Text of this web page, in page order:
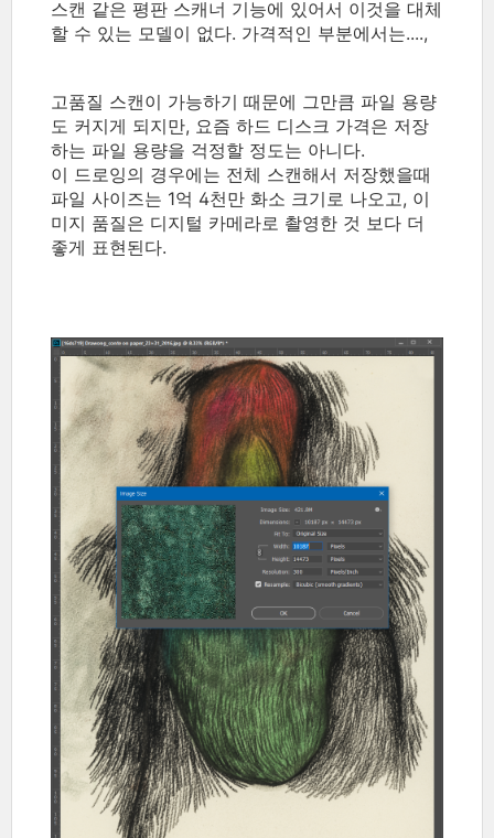
스캔 같은 평판 스캐너 기능에 있어서 이것을 대체
할 수 있는 모델이 없다. 가격적인 부분에서는....,
고품질 스캔이 가능하기 때문에 그만큼 파일 용량
도 커지게 되지만, 요즘 하드 디스크 가격은 저장
하는 파일 용량을 걱정할 정도는 아니다.
이 드로잉의 경우에는 전체 스캔해서 저장했을때
파일 사이즈는 1억 4천만 화소 크기로 나오고, 이
미지 품질은 디지털 카메라로 촬영한 것 보다 더
좋게 표현된다.